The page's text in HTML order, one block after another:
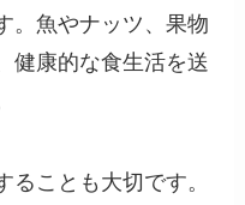
。魚やナッツ、果物
健康的な食生活を送
ることも大切です。